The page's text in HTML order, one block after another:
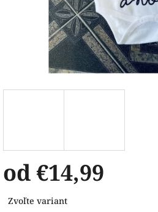
od €14,99
cena:
Zvoľte variant